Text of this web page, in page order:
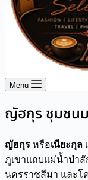
Menu
ญัฮกุร ชุมชน
ญัฮกุร หรือเนียะกุล
ภูเขาแถบแม่น้ำป่าสั
นครราชสีมา และโ